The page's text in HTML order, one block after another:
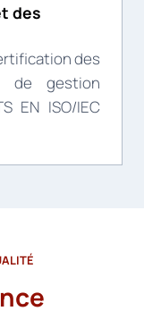
des
des
de gestion
EN ISO/IEC